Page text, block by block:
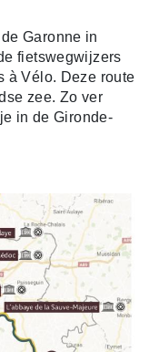
Garonne in
fietswegwijzers
à Vélo. Deze route
zee. Zo ver
in de Gironde-